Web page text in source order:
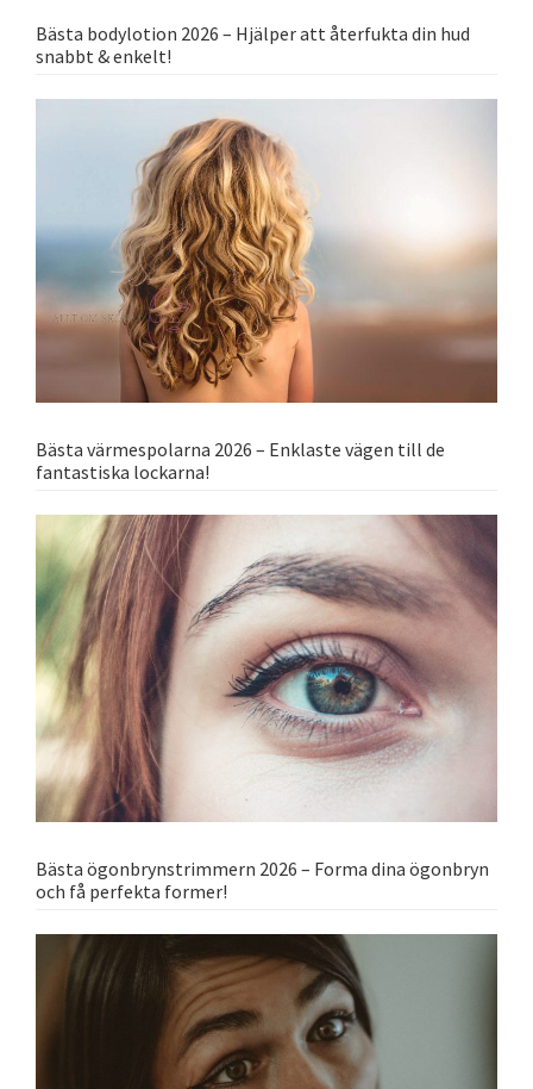
Bästa bodylotion 2026 – Hjälper att återfukta din hud
snabbt & enkelt!
Bästa värmespolarna 2026 – Enklaste vägen till de
fantastiska lockarna!
Bästa ögonbrynstrimmern 2026 – Forma dina ögonbryn
och få perfekta former!